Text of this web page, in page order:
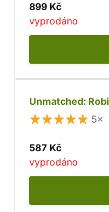
899 Kč
vyprodáno
Unmatched:
5×
587 Kč
vyprodáno